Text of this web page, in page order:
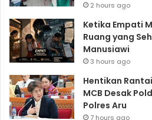
2 hours ago
Ketika Empati
Ruang yang
Manusiawi
3 hours ago
Hentikan
MCB Desak
Polres Aru
7 hours ago